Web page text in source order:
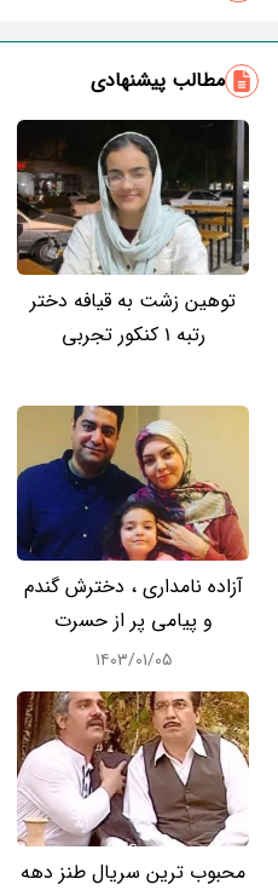
مطالب پیشنهادی
توهین زشت به قیافه دختر
رتبه 1 کنکور تجربی
آزاده نامداری ، دخترش گندم
و پیامی پر از حسرت
۱۴۰۳/۰۱/۰۵
محبوب ترین سریال طنز دهه